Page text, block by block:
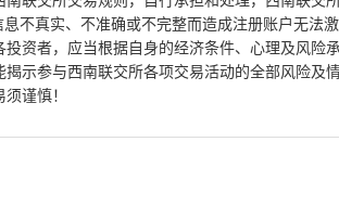
不真实、不准确或不完整而造成注册账户无法
投资者，应当根据自身的经济条件、心理及风险
揭示参与西南联交所各项交易活动的全部风险及
谨慎！